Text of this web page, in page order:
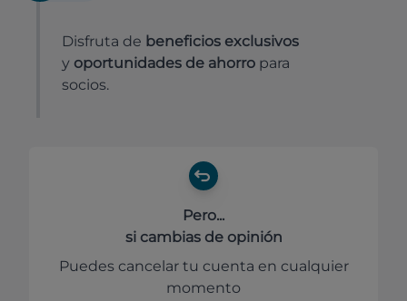
Disfruta de beneficios exclusivos
y oportunidades de ahorro para
socios.
Pero...
si cambias de opinión
Puedes cancelar tu cuenta en cualquier
momento